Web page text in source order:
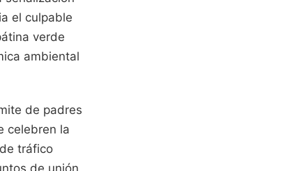
el culpable
verde
ambiental
de padres
celebren la
tráfico